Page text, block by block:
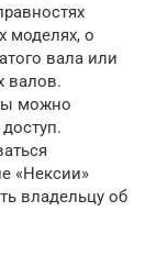
моделях, о
вала или
валов.
можно
«Нексии»
владельцу об